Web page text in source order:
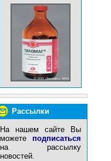
Рассылки
На нашем сайте Вы
можете подписаться
на рассылку
новостей.